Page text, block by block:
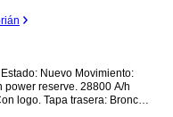
Movimiento:
power reserve. 28800 A/h
logo. Tapa trasera: Bronce.